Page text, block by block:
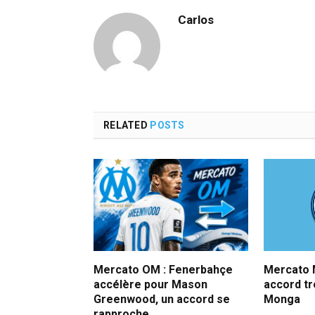
Carlos
RELATED POSTS
Mercato OM : Fenerbahçe
accélère pour Mason
Greenwood, un accord se
Mercato
accord
Monga